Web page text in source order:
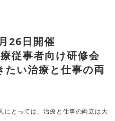
26日開催
従事者向け研修会
たい治療と仕事の両
にとっては、治療と仕事の両立は大